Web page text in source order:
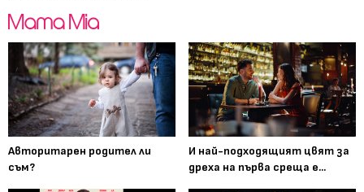
Авторитарен родител ли
съм?
И най-подходящият цвят за
дреха на първа среща е...